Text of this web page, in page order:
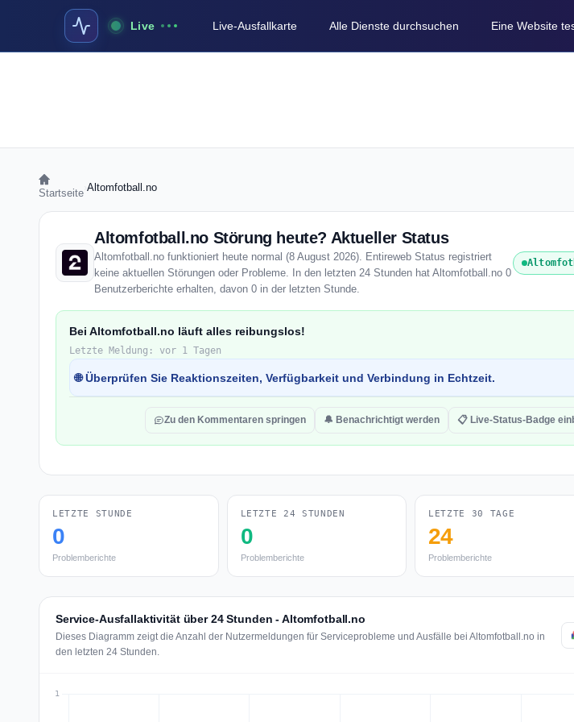
Live Live-Ausfallkarte Alle Dienste durchsuchen Eine Website
Startseite Altomfotball.no
Altomfotball.no Störung heute? Aktueller Status
Altomfotball.no funktioniert heute normal (8 August 2026). Entireweb Status registriert
keine aktuellen Störungen oder Probleme. In den letzten 24 Stunden hat Altomfotball.no 0
Benutzerberichte erhalten, davon 0 in der letzten Stunde.
Bei Altomfotball.no läuft alles reibungslos!
Letzte Meldung: vor 1 Tagen
🌐 Überprüfen Sie Reaktionszeiten, Verfügbarkeit und Verbindung in Echtzeit.
Zu den Kommentaren springen 🔔 Benachrichtigt werden 📋 Live-Status-Badge
LETZTE STUNDE
0
Problemberichte
LETZTE 24 STUNDEN
0
Problemberichte
LETZTE 30 TAGE
24
Problemberichte
Service-Ausfallaktivität über 24 Stunden - Altomfotball.no
Dieses Diagramm zeigt die Anzahl der Nutzermeldungen für Serviceprobleme und Ausfälle bei Altomfotball.no in
den letzten 24 Stunden.